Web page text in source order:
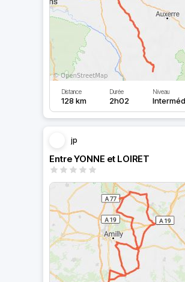
Distance
128 km
Durée
2h02
Niveau
jp
Entre YONNE et LOIRET